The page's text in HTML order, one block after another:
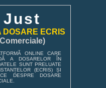
DOSARE ECRIS
ONLINE CARE
A DOSARELOR ÎN
SUNT PRELUATE
(ECRIS) ȘI
DESPRE DOSARE